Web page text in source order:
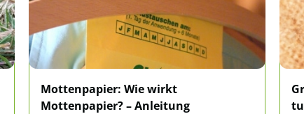
Mottenpapier: Wie wirkt
Mottenpapier? – Anleitung